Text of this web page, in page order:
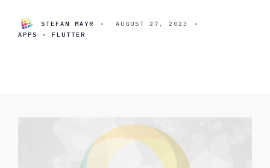
STEFAN MAYR • AUGUST 27, 2023
•
APPS
• FLUTTER